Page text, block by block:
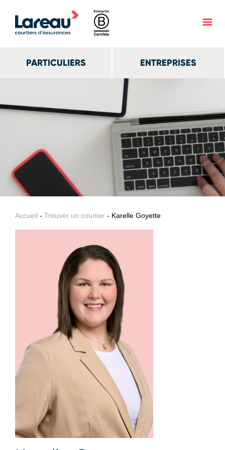
PARTICULIERS ENTREPRISES
Accueil - Trouver un courtier - Karelle Goyette